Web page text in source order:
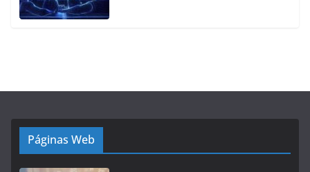
Páginas Web